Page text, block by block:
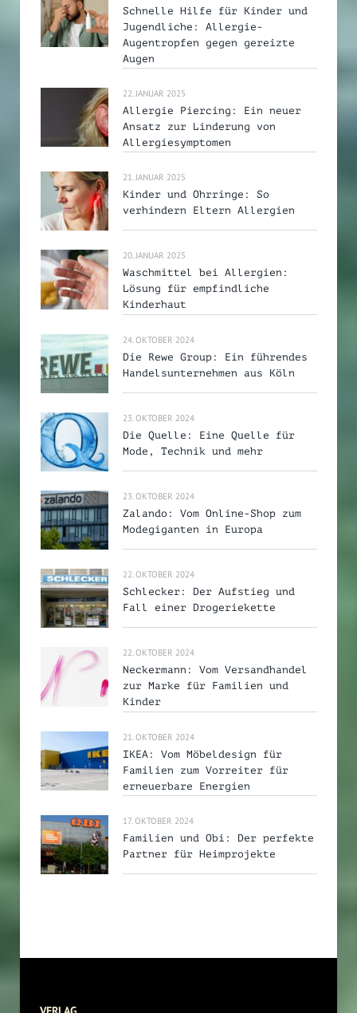
Schnelle Hilfe für Kinder und
Jugendliche: Allergie-
Augentropfen gegen gereizte
Augen
22. JANUAR 2025
Allergie Piercing: Ein neuer
Ansatz zur Linderung von
Allergiesymptomen
21. JANUAR 2025
Kinder und Ohrringe: So
verhindern Eltern Allergien
20. JANUAR 2025
Waschmittel bei Allergien:
Lösung für empfindliche
Kinderhaut
24. OKTOBER 2024
Die Rewe Group: Ein führendes
Handelsunternehmen aus Köln
23. OKTOBER 2024
Die Quelle: Eine Quelle für
Mode, Technik und mehr
23. OKTOBER 2024
Zalando: Vom Online-Shop zum
Modegiganten in Europa
22. OKTOBER 2024
Schlecker: Der Aufstieg und
Fall einer Drogeriekette
22. OKTOBER 2024
Neckermann: Vom Versandhandel
zur Marke für Familien und
Kinder
21. OKTOBER 2024
IKEA: Vom Möbeldesign für
Familien zum Vorreiter für
erneuerbare Energien
17. OKTOBER 2024
Familien und Obi: Der perfekte
Partner für Heimprojekte